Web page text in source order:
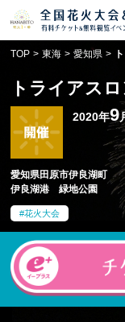
TOP > 東海 > 愛知県 >
トライアス
2020年9
愛知県田原市伊良湖町
伊良湖港 緑地公園
花火大会